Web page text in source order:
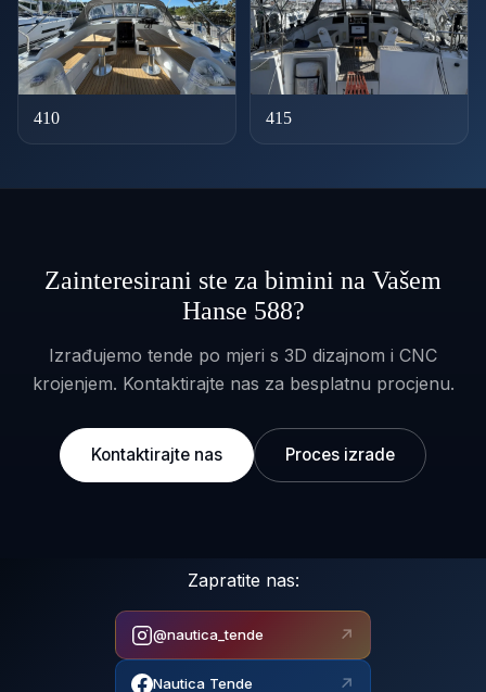
410 415
Zainteresirani ste za bimini na Vašem
Hanse 588?
Izrađujemo tende po mjeri s 3D dizajnom i CNC
krojenjem. Kontaktirajte nas za besplatnu procjenu.
Kontaktirajte nas Proces izrade
Zapratite nas:
@nautica_tende ↗
Nautica Tende ↗